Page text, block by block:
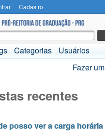
Cadastro
Categorias
Usuários
Fazer
recentes
posso ver a carga